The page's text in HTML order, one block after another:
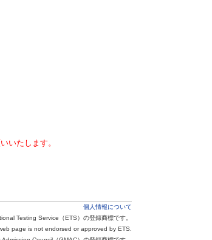
いたします。
個人情報について
Testing Service（ETS）の登録商標です。
page is not endorsed or approved by ETS.